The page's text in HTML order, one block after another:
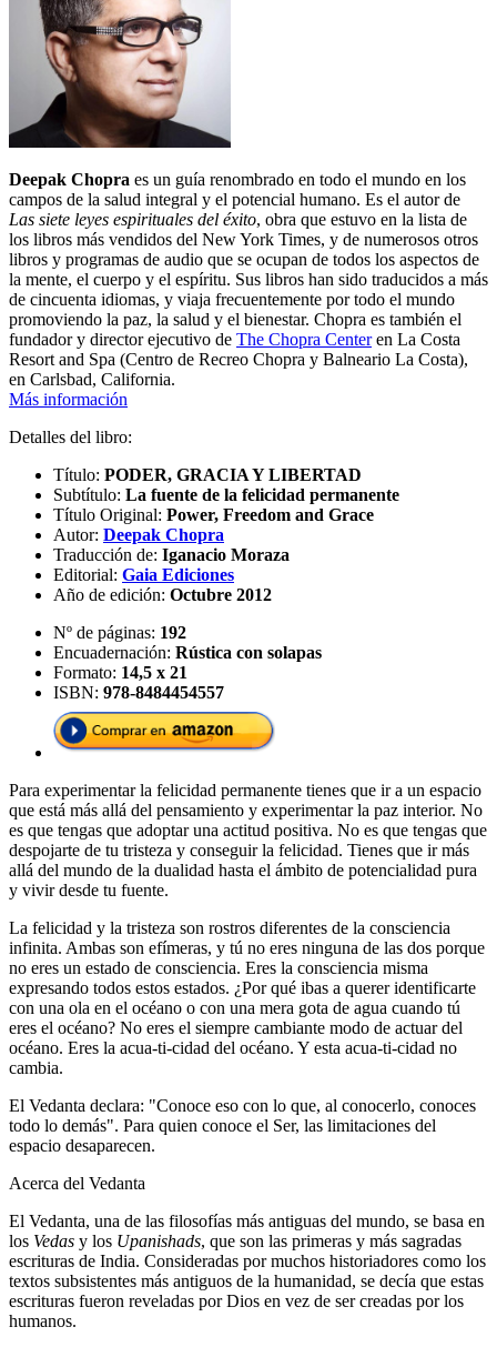
Deepak Chopra es un guía renombrado en todo el mundo en los
campos de la salud integral y el potencial humano. Es el autor de
Las siete leyes espirituales del éxito, obra que estuvo en la lista de
los libros más vendidos del New York Times, y de numerosos otros
libros y programas de audio que se ocupan de todos los aspectos de
la mente, el cuerpo y el espíritu. Sus libros han sido traducidos a más
de cincuenta idiomas, y viaja frecuentemente por todo el mundo
promoviendo la paz, la salud y el bienestar. Chopra es también el
fundador y director ejecutivo de The Chopra Centeren La Costa
Resort and Spa (Centro de Recreo Chopra y Balneario La Costa),
en Carlsbad, California.
Más información
Detalles del libro:
Título: PODER, GRACIA Y LIBERTAD
Subtítulo: La fuente de la felicidad permanente
Título Original: Power, Freedom and Grace
Autor: Deepak Chopra
Traducción de: Iganacio Moraza
Editorial: Gaia Ediciones
Año de edición: Octubre 2012
Nº de páginas: 192
Encuadernación: Rústica con solapas
Formato: 14,5 x 21
ISBN: 978-8484454557
Para experimentar la felicidad permanente tienes que ir a un espacio
que está más allá del pensamiento y experimentar la paz interior. No
es que tengas que adoptar una actitud positiva. No es que tengas que
despojarte de tu tristeza y conseguir la felicidad. Tienes que ir más
allá del mundo de la dualidad hasta el ámbito de potencialidad pura
y vivir desde tu fuente.
La felicidad y la tristeza son rostros diferentes de la consciencia
infinita. Ambas son efímeras, y tú no eres ninguna de las dos porque
no eres un estado de consciencia. Eres la consciencia misma
expresando todos estos estados. ¿Por qué ibas a querer identificarte
con una ola en el océano o con una mera gota de agua cuando tú
eres el océano? No eres el siempre cambiante modo de actuar del
océano. Eres la acua-ti-cidad del océano. Y esta acua-ti-cidad no
cambia.
El Vedanta declara: "Conoce eso con lo que, al conocerlo, conoces
todo lo demás". Para quien conoce el Ser, las limitaciones del
espacio desaparecen.
Acerca del Vedanta
El Vedanta, una de las filosofías más antiguas del mundo, se basa en
los Vedas y los Upanishads, que son las primeras y más sagradas
escrituras de India. Consideradas por muchos historiadores como los
textos subsistentes más antiguos de la humanidad, se decía que estas
escrituras fueron reveladas por Dios en vez de ser creadas por los
humanos.